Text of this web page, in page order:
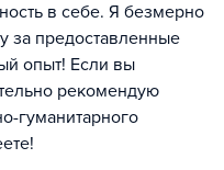
в себе. Я безмерно
за предоставленные
опыт! Если вы
рекомендую
гуманитарного